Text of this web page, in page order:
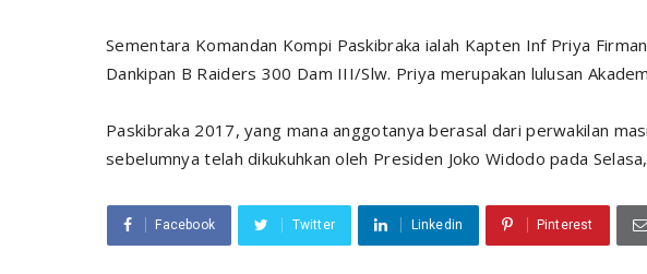
Sementara Komandan Kompi Paskibraka ialah Kapten Inf Priya
Dankipan B Raiders 300 Dam III/Slw. Priya merupakan lulusan
Paskibraka 2017, yang mana anggotanya berasal dari perwakilan
sebelumnya telah dikukuhkan oleh Presiden Joko Widodo pada
Facebook Twitter Linkedin Pinterest